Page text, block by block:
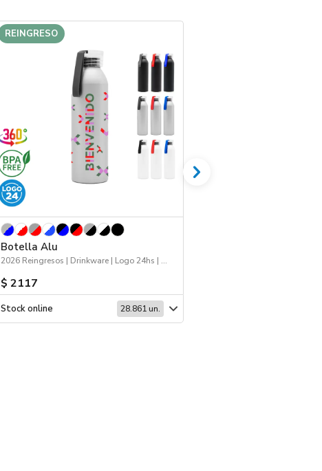
REINGRESO
Botella Alu
2026 Reingresos | Drinkware | Logo 24hs | Deporte
$ 2117
Stock online 28.861 un.